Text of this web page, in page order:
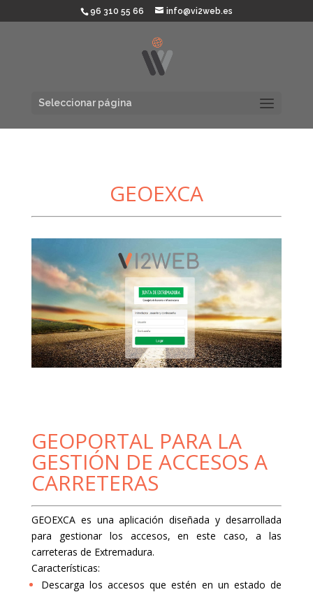
96 310 55 66 info@vi2web.es
Seleccionar página
GEOEXCA
GEOPORTAL PARA LA
GESTIÓN DE ACCESOS A
CARRETERAS
GEOEXCA es una aplicación diseñada y desarrollada
para gestionar los accesos, en este caso, a las
carreteras de Extremadura.
Características:
Descarga los accesos que estén en un estado de